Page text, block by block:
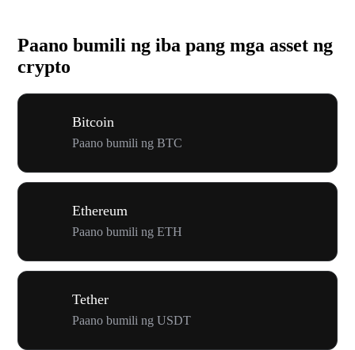
Paano bumili ng iba pang mga asset ng
crypto
Bitcoin
Paano bumili ng BTC
Ethereum
Paano bumili ng ETH
Tether
Paano bumili ng USDT